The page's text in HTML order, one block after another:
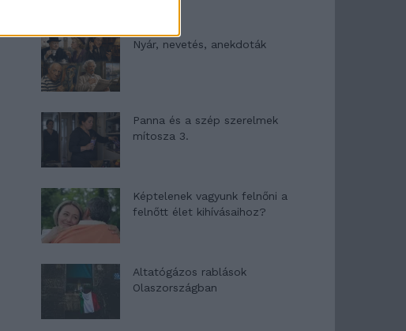
Nyár, nevetés, anekdoták
Panna és a szép szerelmek
mítosza 3.
Képtelenek vagyunk felnőni a
felnőtt élet kihívásaihoz?
Altatógázos rablások
Olaszországban